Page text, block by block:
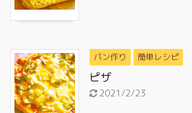
パン作り 簡単レシピ
ピザ
2021/2/23